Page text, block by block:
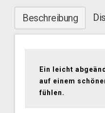
Beschreibung
Ein leicht
auf einem
fühlen.